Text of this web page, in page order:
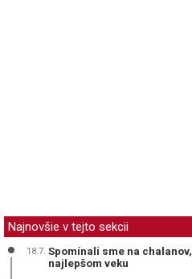
Najnovšie v tejto sekcii
18.7. Spomínali sme na
najlepšom veku